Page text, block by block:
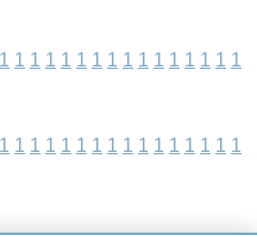
1 1 1 1 1 1 1 1 1 1 1 1 1 1 1 1
1 1 1 1 1 1 1 1 1 1 1 1 1 1 1 1